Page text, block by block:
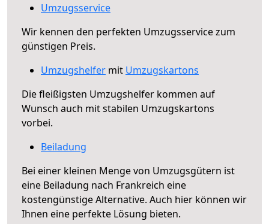
Umzugsservice
Wir kennen den perfekten Umzugsservice zum
günstigen Preis.
Umzugshelfer mit Umzugskartons
Die fleißigsten Umzugshelfer kommen auf
Wunsch auch mit stabilen Umzugskartons
vorbei.
Beiladung
Bei einer kleinen Menge von Umzugsgütern ist
eine Beiladung nach Frankreich eine
kostengünstige Alternative. Auch hier können wir
Ihnen eine perfekte Lösung bieten.